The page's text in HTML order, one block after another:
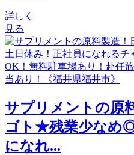
詳しく
見る
サプリメントの原
ゴト★残業少なめ
になれ...